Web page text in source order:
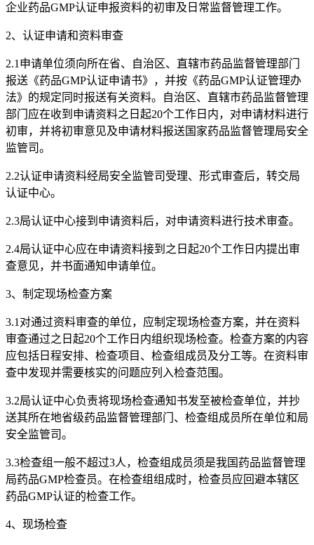
企业药品GMP认证申报资料的初审及日常监督管理工作。
2、认证申请和资料审查
2.1申请单位须向所在省、自治区、直辖市药品监督管理部门
报送《药品GMP认证申请书》，并按《药品GMP认证管理办
法》的规定同时报送有关资料。自治区、直辖市药品监督管理
部门应在收到申请资料之日起20个工作日内，对申请材料进行
初审，并将初审意见及申请材料报送国家药品监督管理局安全
监管司。
2.2认证申请资料经局安全监管司受理、形式审查后，转交局
认证中心。
2.3局认证中心接到申请资料后，对申请资料进行技术审查。
2.4局认证中心应在申请资料接到之日起20个工作日内提出审
查意见，并书面通知申请单位。
3、制定现场检查方案
3.1对通过资料审查的单位，应制定现场检查方案，并在资料
审查通过之日起20个工作日内组织现场检查。检查方案的内容
应包括日程安排、检查项目、检查组成员及分工等。在资料审
查中发现并需要核实的问题应列入检查范围。
3.2局认证中心负责将现场检查通知书发至被检查单位，并抄
送其所在地省级药品监督管理部门、检查组成员所在单位和局
安全监管司。
3.3检查组一般不超过3人，检查组成员须是我国药品监督管理
局药品GMP检查员。在检查组组成时，检查员应回避本辖区
药品GMP认证的检查工作。
4、现场检查